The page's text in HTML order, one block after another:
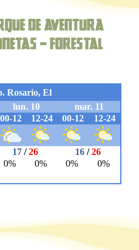
de aventura
– Forestal